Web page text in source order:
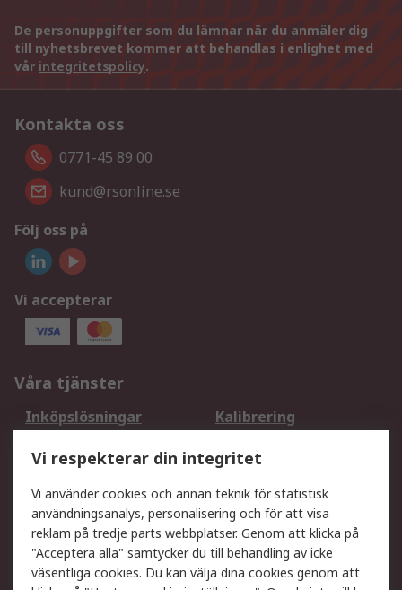
De personuppgifter som du lämnar när du anmäler dig
till nyhetsbrevet kommer att behandlas i enlighet med
vår integritetspolicy.
Kontakta oss
0771-45 89 00
kund@rsonline.se
Följ oss på
Vi accepterar
Våra tjänster
Inköpslösningar
Kalibrering
DesignSpark
Teknisk Support
Ditt lokala säljteam
Exportlösningar
Support
Få hjälp
Retur av varor
Vi respekterar din integritet
Vi använder cookies och annan teknik för statistisk
användningsanalys, personalisering och för att visa
reklam på tredje parts webbplatser. Genom att klicka på
"Acceptera alla" samtycker du till behandling av icke
väsentliga cookies. Du kan välja dina cookies genom att